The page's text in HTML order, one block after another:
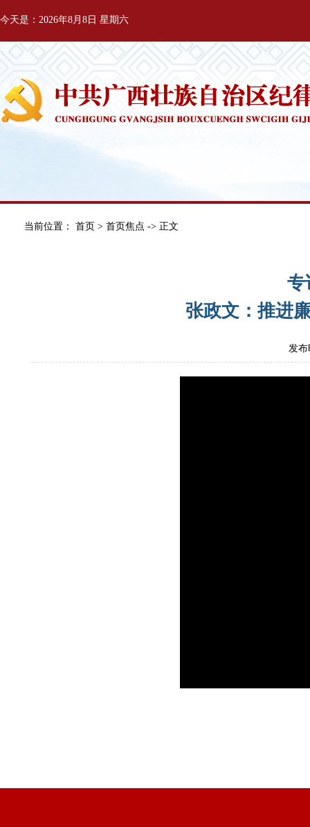
今天是：2026年8月8日 星期六
当前位置： 首页 > 首页焦点 -> 正文
专
张政文：推进
发布